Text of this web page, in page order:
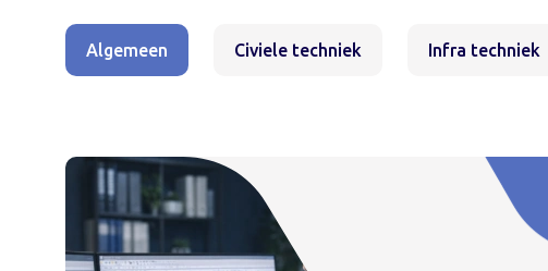
Algemeen Civiele techniek Infra techniek